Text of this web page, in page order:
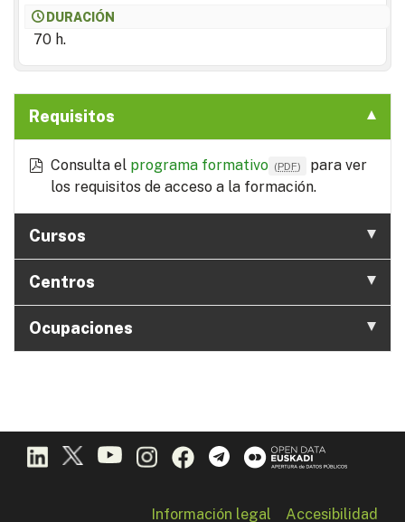
DURACIÓN
70 h.
Requisitos
Consulta el programa formativo (PDF)
para ver
los requisitos de acceso a la formación.
Cursos
Centros
Ocupaciones
Información legal Accesibilidad